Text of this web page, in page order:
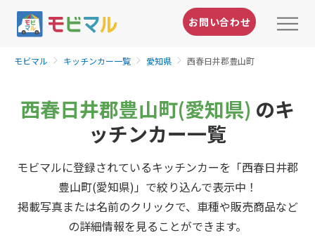
お問い合わせ
モビマル キッチンカー一覧 愛知県 西春日井郡豊山町
西春日井郡豊山町(愛知県) のキ
ッチンカー一覧
モビマルに登録されているキッチンカーを「西春日井郡
豊山町(愛知県)」で絞り込んで表示中！
掲載写真または名前のクリックで、車種や販売商品など
の詳細情報を見ることができます。